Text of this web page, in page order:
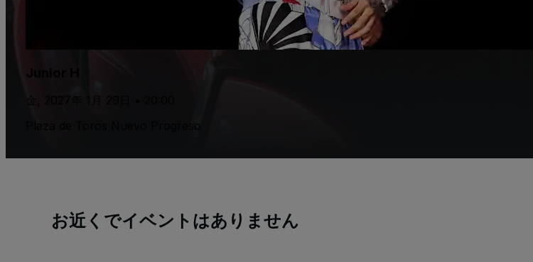
Junior H
金, 2027年 1月 29日 • 20:00
お近くでイベントはありません